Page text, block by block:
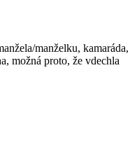
manželku, kamaráda,
možná proto, že vdechla